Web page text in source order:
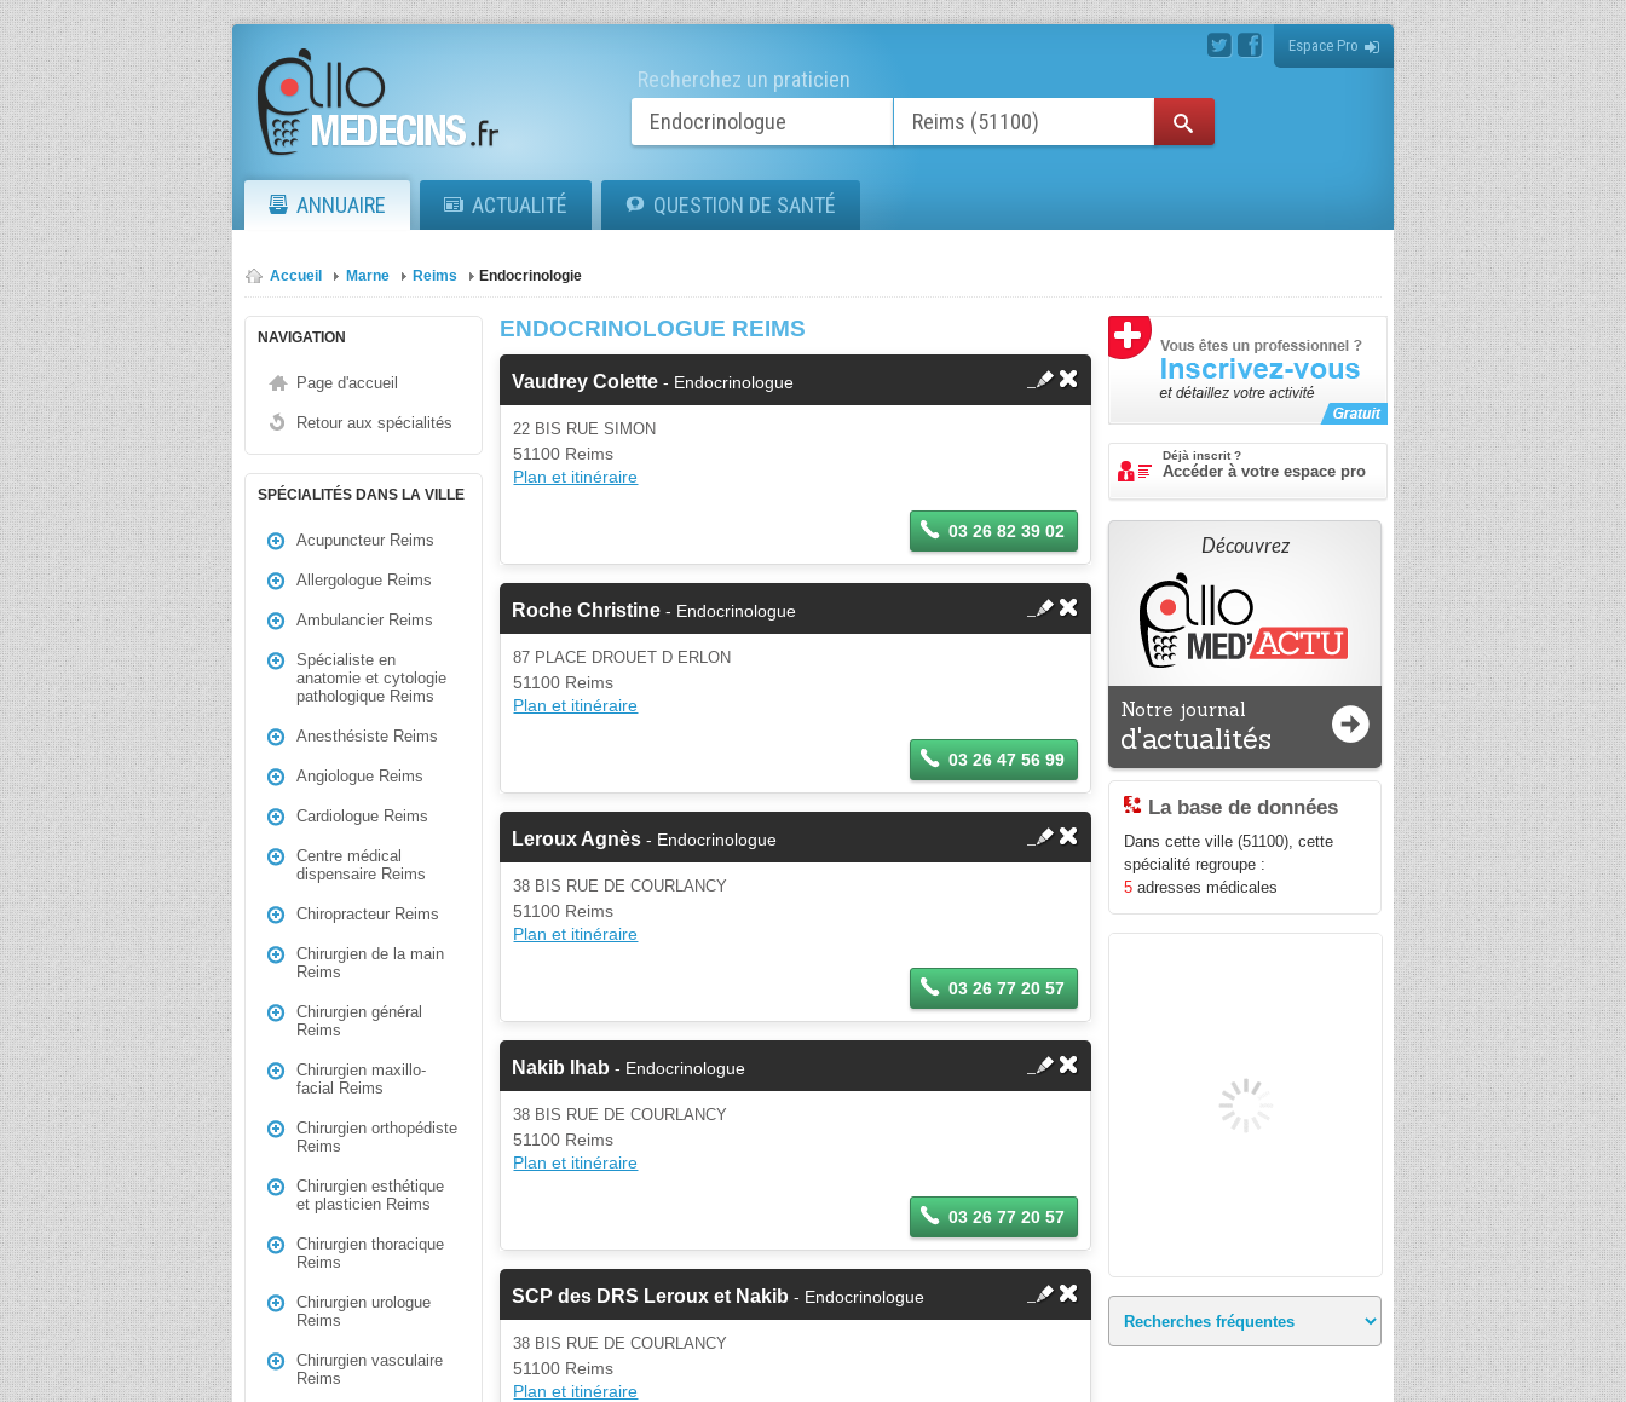
Espace Pro
Recherchez un praticien
ANNUAIRE ACTUALITÉ QUESTION DE SANTÉ
Accueil Marne Reims Endocrinologie
NAVIGATION
Page d'accueil
Retour aux spécialités
SPÉCIALITÉS DANS LA VILLE
Acupuncteur Reims
Allergologue Reims
Ambulancier Reims
Spécialiste en
anatomie et cytologie
pathologique Reims
Anesthésiste Reims
Angiologue Reims
Cardiologue Reims
Centre médical
dispensaire Reims
Chiropracteur Reims
Chirurgien de la main
Reims
Chirurgien général
Reims
Chirurgien maxillo-
facial Reims
Chirurgien orthopédiste
Reims
Chirurgien esthétique
et plasticien Reims
Chirurgien thoracique
Reims
Chirurgien urologue
Reims
Chirurgien vasculaire
Reims
ENDOCRINOLOGUE REIMS
Vaudrey Colette - Endocrinologue
22 BIS RUE SIMON
51100 Reims
Plan et itinéraire
03 26 82 39 02
Roche Christine - Endocrinologue
87 PLACE DROUET D ERLON
51100 Reims
Plan et itinéraire
03 26 47 56 99
Leroux Agnès - Endocrinologue
38 BIS RUE DE COURLANCY
51100 Reims
Plan et itinéraire
03 26 77 20 57
Nakib Ihab - Endocrinologue
38 BIS RUE DE COURLANCY
51100 Reims
Plan et itinéraire
03 26 77 20 57
SCP des DRS Leroux et Nakib - Endocrinologue
38 BIS RUE DE COURLANCY
51100 Reims
Plan et itinéraire
Déjà inscrit ?
Accéder à votre espace pro
Découvrez
Notre journal
d'actualités
La base de données
Dans cette ville (51100), cette
spécialité regroupe :
5 adresses médicales